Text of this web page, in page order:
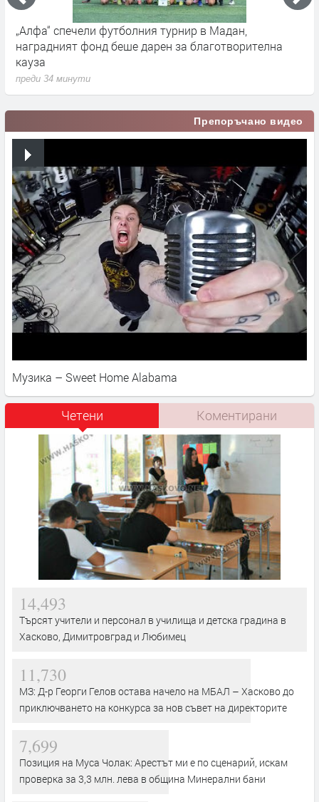
„Алфа“ спечели футболния турнир в Мадан,
наградният фонд беше дарен за благотворителна
кауза
преди 34 минути
Препоръчано видео
Музика – Sweet Home Alabama
Четени Коментирани
14,493
Търсят учители и персонал в училища и детска градина в
Хасково, Димитровград и Любимец
11,730
МЗ: Д-р Георги Гелов остава начело на МБАЛ – Хасково до
приключването на конкурса за нов съвет на директорите
7,699
Позиция на Муса Чолак: Арестът ми е по сценарий, искам
проверка за 3,3 млн. лева в община Минерални бани